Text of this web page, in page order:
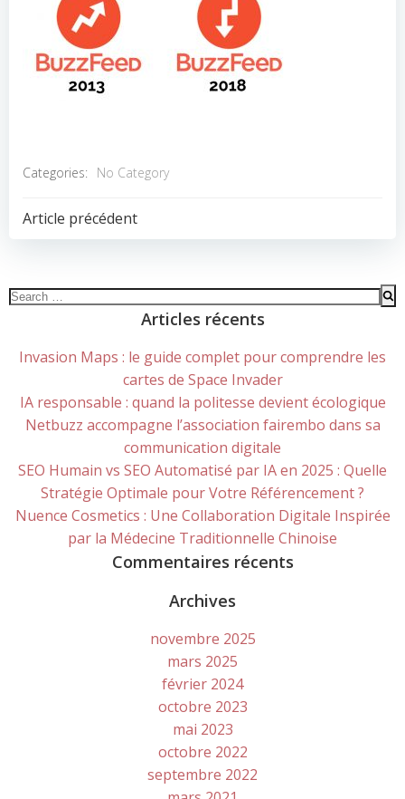
Categories: No Category
POST
Article précédent
Search
Articles récents
Invasion Maps : le guide complet pour comprendre les
cartes de Space Invader
IA responsable : quand la politesse devient écologique
Netbuzz accompagne l’association fairembo dans sa
communication digitale
SEO Humain vs SEO Automatisé par IA en 2025 : Quelle
Stratégie Optimale pour Votre Référencement ?
Nuence Cosmetics : Une Collaboration Digitale Inspirée
par la Médecine Traditionnelle Chinoise
Commentaires récents
Archives
novembre 2025
mars 2025
février 2024
octobre 2023
mai 2023
octobre 2022
septembre 2022